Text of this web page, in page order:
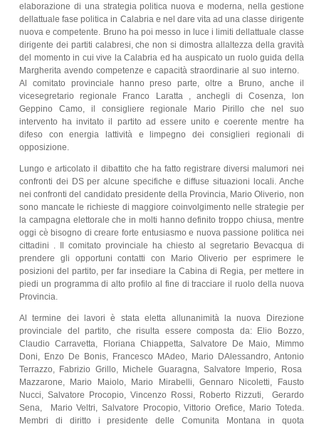
elaborazione di una strategia politica nuova e moderna, nella gestione
dellattuale fase politica in Calabria e nel dare vita ad una classe dirigente
nuova e competente. Bruno ha poi messo in luce i limiti dellattuale classe
dirigente dei partiti calabresi, che non si dimostra allaltezza della gravità
del momento in cui vive la Calabria ed ha auspicato un ruolo guida della
Margherita avendo competenze e capacità straordinarie al suo interno.
Al comitato provinciale hanno preso parte, oltre a Bruno, anche il
vicesegretario regionale Franco Laratta , anchegli di Cosenza, lon
Geppino Camo, il consigliere regionale Mario Pirillo che nel suo
intervento ha invitato il partito ad essere unito e coerente mentre ha
difeso con energia lattività e limpegno dei consiglieri regionali di
opposizione.
Lungo e articolato il dibattito che ha fatto registrare diversi malumori nei
confronti dei DS per alcune specifiche e diffuse situazioni locali. Anche
nei confronti del candidato presidente della Provincia, Mario Oliverio, non
sono mancate le richieste di maggiore coinvolgimento nelle strategie per
la campagna elettorale che in molti hanno definito troppo chiusa, mentre
oggi cè bisogno di creare forte entusiasmo e nuova passione politica nei
cittadini . Il comitato provinciale ha chiesto al segretario Bevacqua di
prendere gli opportuni contatti con Mario Oliverio per esprimere le
posizioni del partito, per far insediare la Cabina di Regia, per mettere in
piedi un programma di alto profilo al fine di tracciare il ruolo della nuova
Provincia.
Al termine dei lavori è stata eletta allunanimità la nuova Direzione
provinciale del partito, che risulta essere composta da: Elio Bozzo,
Claudio Carravetta, Floriana Chiappetta, Salvatore De Maio, Mimmo
Doni, Enzo De Bonis, Francesco MAdeo, Mario DAlessandro, Antonio
Terrazzo, Fabrizio Grillo, Michele Guaragna, Salvatore Imperio, Rosa
Mazzarone, Mario Maiolo, Mario Mirabelli, Gennaro Nicoletti, Fausto
Nucci, Salvatore Procopio, Vincenzo Rossi, Roberto Rizzuti,
Gerardo
Sena,
Mario Veltri, Salvatore Procopio, Vittorio Orefice, Mario Toteda.
Membri di diritto i presidente delle Comunita Montana in quota